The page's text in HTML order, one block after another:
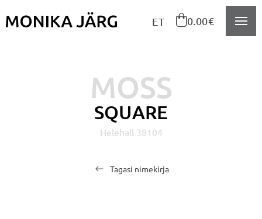
ET 0.00€
MOSS
SQUARE
Helehall 38104
Tagasi nimekirja